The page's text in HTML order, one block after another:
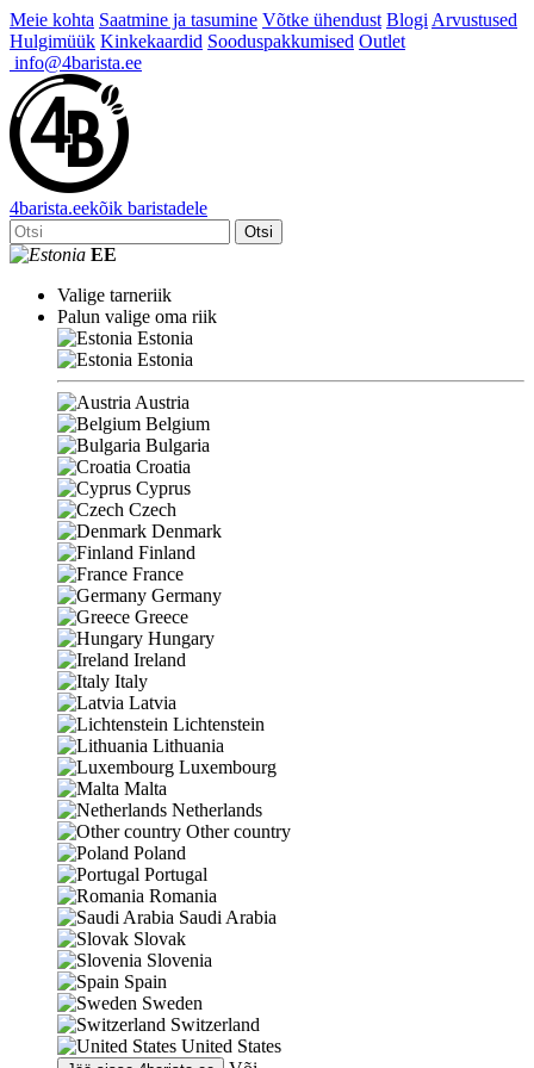
Meie kohta Saatmine ja tasumine Võtke ühendust Blogi Arvustused
Hulgimüük Kinkekaardid Sooduspakkumised Outlet
info@4barista.ee
4barista.eekõik baristadele
Otsi
EE
Valige tarneriik
Palun valige oma riik
Estonia
Estonia
Austria
Belgium
Bulgaria
Croatia
Cyprus
Czech
Denmark
Finland
France
Germany
Greece
Hungary
Ireland
Italy
Latvia
Lichtenstein
Lithuania
Luxembourg
Malta
Netherlands
Other country
Poland
Portugal
Romania
Saudi Arabia
Slovak
Slovenia
Spain
Sweden
Switzerland
United States